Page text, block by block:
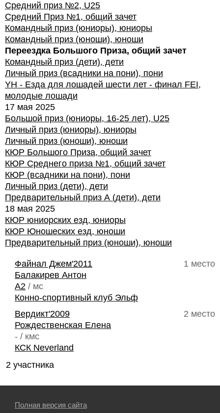
Средний приз №2, U25
Средний Приз №1, общий зачет
Командный приз (юниоры), юниоры
Командный приз (юноши), юноши
Переездка Большого Приза, общий зачет
Командный приз (дети), дети
Личный приз (всадники на пони), пони
YH - Езда для лошадей шести лет - финал FEI,
молодые лошади
17 мая 2025
Большой приз (юниоры, 16-25 лет), U25
Личный приз (юниоры), юниоры
Личный приз (юноши), юноши
КЮР Большого Приза, общий зачет
КЮР Среднего приза №1, общий зачет
КЮР (всадники на пони), пони
Личный приз (дети), дети
Предварительный приз А (дети), дети
18 мая 2025
КЮР юниорских езд, юниоры
КЮР Юношеских езд, юноши
Предварительный приз (юноши), юноши
1 место
Файнал Джем'2011
Балакирев Антон
A2 / мс
Конно-спортивный клуб Эльф
2 место
Вердикт'2009
Рождественская Елена
- / кмс
КСК Neverland
2 участника
Полная версия сайта